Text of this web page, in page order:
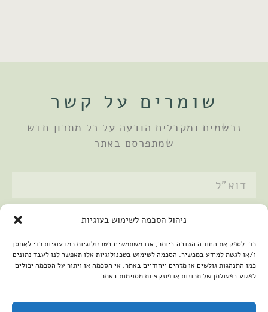
ניהול הסכמה לשימוש בעוגיות
כדי לספק את החוויה הטובה ביותר, אנו משתמשים בטכנולוגיות כמו עוגיות כדי לאחסן
ו/או לגשת למידע במכשיר. הסכמה לשימוש בטכנולוגיות אלו תאפשר לנו לעבד נתונים
כמו התנהגות גולשים או מזהים ייחודיים באתר. אי הסכמה או ויתור על הסכמה יכולים
לפגוע בפעולתן של תכונות או פונקציות מסוימות באתר.
שומרים על קשר
נרשמים ומקבלים הודעה על כל מתכון חדש
שמתפרסם באתר
אני מאשר/ת אתמדיניות הפרטיות
שלחתי